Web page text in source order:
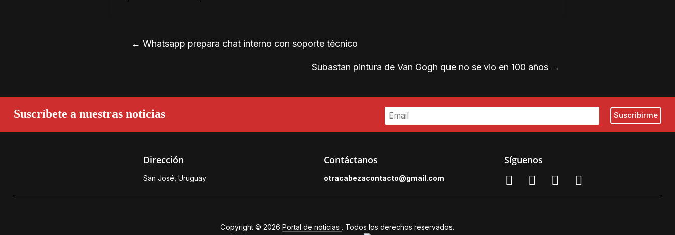
← Whatsapp prepara chat interno con soporte técnico
Subastan pintura de Van Gogh que no se vio en 100 años →
Suscríbete a nuestras noticias
Dirección
San José, Uruguay
Contáctanos
otracabezacontacto@gmail.com
Síguenos
Copyright © 2026Portal de noticias . Todos los derechos reservados.